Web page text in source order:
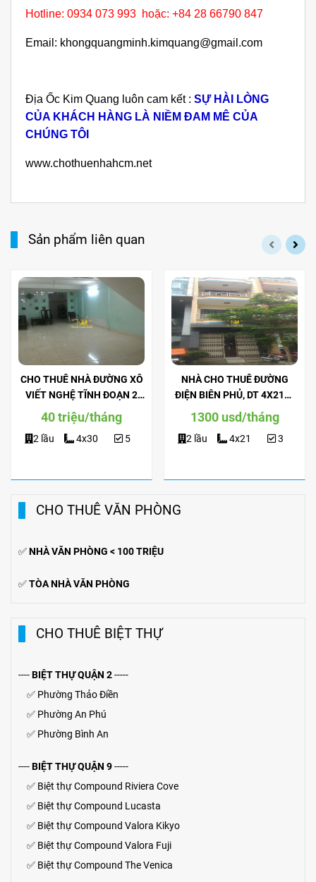
Hotline: 0934 073 993 hoặc: +84 28 66790 847
Email: khongquangminh.kimquang@gmail.com
Địa Ốc Kim Quang luôn cam kết : SỰ HÀI LÒNG
CỦA KHÁCH HÀNG LÀ NIỀM ĐAM MÊ CỦA
CHÚNG TÔI
www.chothuenhahcm.net
Sản phẩm liên quan
CHO THUÊ NHÀ ĐƯỜNG XÔ
VIẾT NGHỆ TĨNH ĐOẠN 2
CHIỀU, DT 4X30M, TRỆT 2
LẦU, SÂN THƯỢNG.
40 triệu/tháng
2 lầu 4x30 5
NHÀ CHO THUÊ ĐƯỜNG
ĐIỆN BIÊN PHỦ, DT 4X21M,
TRỆT 2 LẦU, NỘI THẤT ĐẦY
ĐỦ.
1300 usd/tháng
2 lầu 4x21 3
CHO THUÊ VĂN PHÒNG
✅NHÀ VĂN PHÒNG < 100 TRIỆU
✅TÒA NHÀ VĂN PHÒNG
CHO THUÊ BIỆT THỰ
----BIỆT THỰ QUẬN 2-----
✅ Phường Thảo Điền
✅ Phường An Phú
✅ Phường Bình An
----BIỆT THỰ QUẬN 9-----
✅ Biệt thự Compound Riviera Cove
✅ Biệt thựCompound Lucasta
✅ Biệt thựCompound Valora Kikyo
✅ Biệt thự Compound Valora Fuji
✅ Biệt thự Compound The Venica